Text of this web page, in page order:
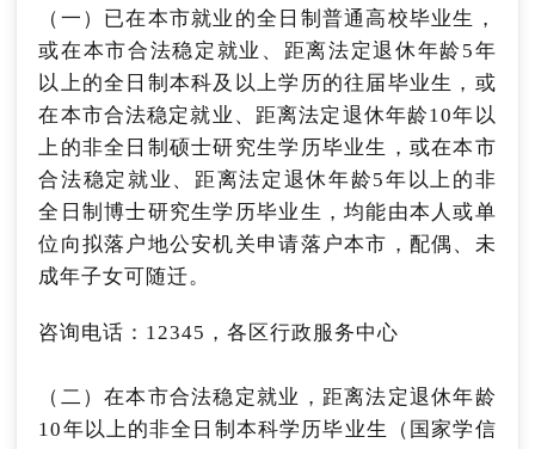
翔安区：7889781
优给予最高不超过10万元一次性资助奖励。
申请渠道：
根据资助评选活动通知明确的条件、要求及申请
渠道申请。
咨询电话：0592-5205501
（四）初创企业经营者能力提升培训
支持市、区人社部门与高校、知名培训机构合
批初创五年内的企业经营者（含法定代表人、股
理人员）参加进修学习或交流考察，按每人最高
1万元标准给予补助。
（一） 已在本市就业的全日制普通高校毕业生，
或在本市合法稳定就业、距离法定退休年龄5年
以上的全日制本科及以上学历的往届毕业生，或
在本市合法稳定就业、距离法定退休年龄10年以
上的非全日制硕士研究生学历毕业生，或在本市
合法稳定就业、距离法定退休年龄5年以上的非
全日制博士研究生学历毕业生，均能由本人或单
位向拟落户地公安机关申请落户本市，配偶、未
成年子女可随迁。
咨询电话：12345，各区行政服务中心
（二）在本市合法稳定就业，距离法定退休年龄
10年以上的非全日制本科学历毕业生（国家学信